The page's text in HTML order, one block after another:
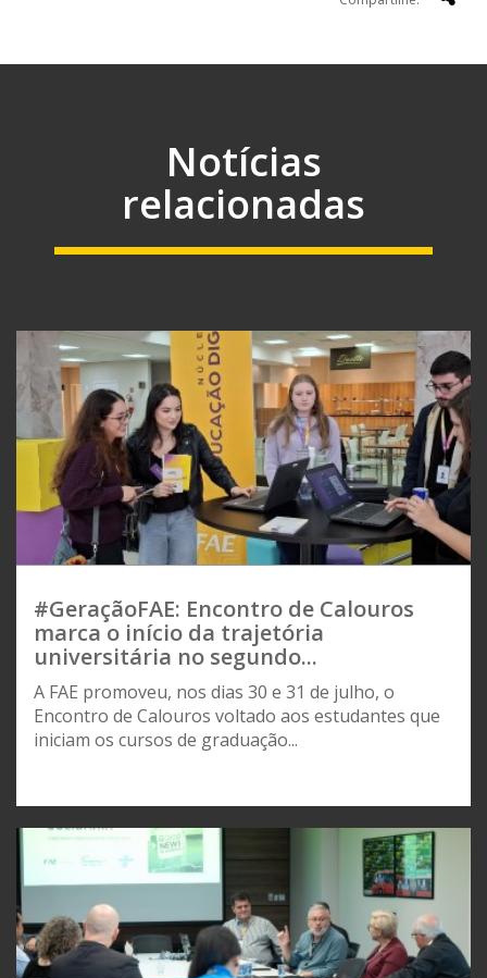
Notícias
relacionadas
#GeraçãoFAE: Encontro de Calouros
marca o início da trajetória
universitária no segundo...
A FAE promoveu, nos dias 30 e 31 de julho, o
Encontro de Calouros voltado aos estudantes que
iniciam os cursos de graduação...